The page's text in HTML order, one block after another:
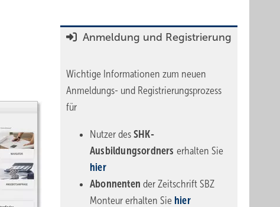
Anmeldung und Registrierung
Wichtige Informationen zum neuen
Anmeldungs- und Registrierungsprozess
für
Nutzer des SHK-
Ausbildungsordners erhalten Sie
hier
Abonnentender Zeitschrift SBZ
Monteur erhalten Sie hier